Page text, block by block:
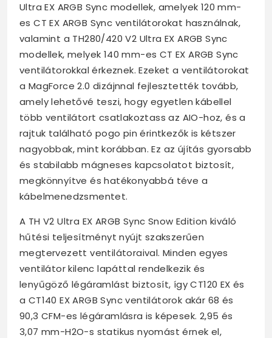
Ultra EX ARGB Sync modellek, amelyek 120 mm-
es CT EX ARGB Sync ventilátorokat használnak,
valamint a TH280/420 V2 Ultra EX ARGB Sync
modellek, melyek 140 mm-es CT EX ARGB Sync
ventilátorokkal érkeznek. Ezeket a ventilátorokat
a MagForce 2.0 dizájnnal fejlesztették tovább,
amely lehetővé teszi, hogy egyetlen kábellel
több ventilátort csatlakoztass az AIO-hoz, és a
rajtuk található pogo pin érintkezők is kétszer
nagyobbak, mint korábban. Ez az újítás gyorsabb
és stabilabb mágneses kapcsolatot biztosít,
megkönnyítve és hatékonyabbá téve a
kábelmenedzsmentet.
A TH V2 Ultra EX ARGB Sync Snow Edition kiváló
hűtési teljesítményt nyújt szakszerűen
megtervezett ventilátoraival. Minden egyes
ventilátor kilenc lapáttal rendelkezik és
lenyűgöző légáramlást biztosít, így CT120 EX és
a CT140 EX ARGB Sync ventilátorok akár 68 és
90,3 CFM-es légáramlásra is képesek. 2,95 és
3,07 mm-H2O-s statikus nyomást érnek el,